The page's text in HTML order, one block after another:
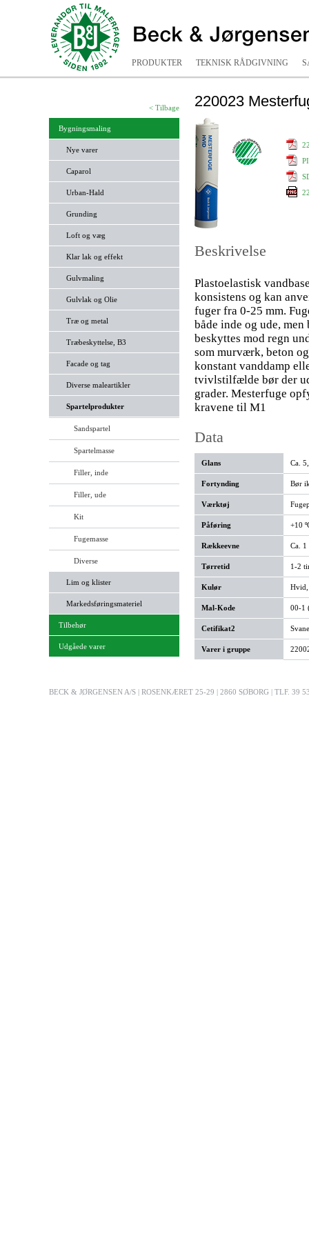
PRODUKTER TEKNISK RÅDGIVNING
220023
< Tilbage
Bygningsmaling
Nye varer
Caparol
Urban-Hald
Grunding
Loft og væg
Klar lak og effekt
Gulvmaling
Gulvlak og Olie
Træ og metal
Træbeskyttelse, B3
Facade og tag
Diverse maleartikler
Spartelprodukter
Sandspartel
Spartelmasse
Filler, inde
Filler, ude
Kit
Fugemasse
Diverse
Lim og klister
Markedsføringsmateriel
Tilbehør
Udgåede varer
Beskrivelse
Plastoelastisk
konsistens og kan
fuger fra 0-25 mm.
både inde og ude,
beskyttes mod regn
som murværk, beton
konstant vanddamp
tvivlstilfælde bør der
grader. Mesterfuge
kravene til M1
Data
Glans Ca.
Fortynding Bør
Værktøj
Påføring +10
Rækkeevne Ca. 1
Tørretid 1-2
Kulør Hvid,
Mal-Kode 00-1
Cetifikat2
Varer i gruppe
BECK & JØRGENSEN A/S | ROSENKÆRET 25-29 | 2860 SØBORG | TLF. 39